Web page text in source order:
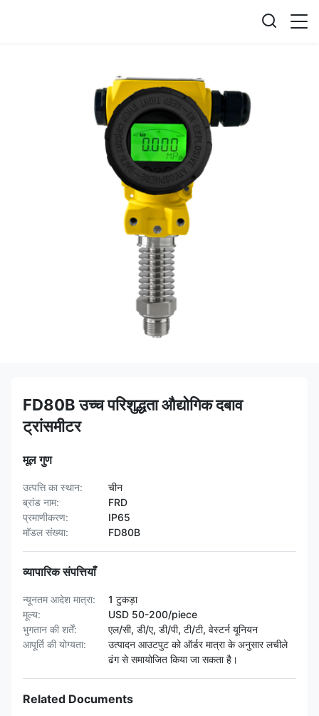
FD80B उच्च परिशुद्धता औद्योगिक दबाव
ट्रांसमीटर
मूल गुण
उत्पत्ति का स्थान:
चीन
ब्रांड नाम:
FRD
प्रमाणीकरण:
IP65
मॉडल संख्या:
FD80B
व्यापारिक संपत्तियाँ
न्यूनतम आदेश मात्रा:
1 टुकड़ा
मूल्य:
USD 50-200/piece
भुगतान की शर्तें:
एल/सी, डी/ए, डी/पी, टी/टी, वेस्टर्न यूनियन
आपूर्ति की योग्यता:
उत्पादन आउटपुट को ऑर्डर मात्रा के अनुसार लचीले
ढंग से समायोजित किया जा सकता है।
Related Documents